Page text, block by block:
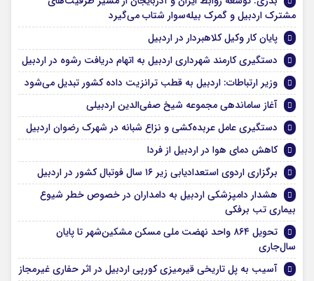
مشترک اردبیل و گمرک بیله‌سوار شتاب می‌گیرد
پایان کار وکیل کلاهبردار در اردبیل
دستگیری کارمند شهرداری اردبیل به اتهام دریافت رشوه در اردبیل
وزیر ارتباطات: اردبیل به قطب ترانزیت داده کشور تبدیل می‌شود
آغاز ساماندهی مجموعه شیخ صفی‌الدین اردبیلی
دستگیری عامل عربده‌کشی و نزاع شبانه در شهرک رضوان اردبیل
کاهش دمای هوا در اردبیل از فردا
برگزاری اردوی استعدادیابی زیر ۱۶ سال فوتبال کشور در اردبیل
هشدار دامپزشکی اردبیل به دامداران در خصوص خطر شیوع
بیماری تب برفکی
تحویل ۸۶۴ واحد نهضت ملی مسکن مشکین‌شهر تا پایان
سال‌جاری
آسیب به پل تاریخی قیرمیزی کورپی اردبیل در اثر حفاری غیرمجاز